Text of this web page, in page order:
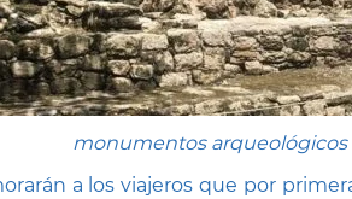
monumentos arqueológicos
a los viajeros que por